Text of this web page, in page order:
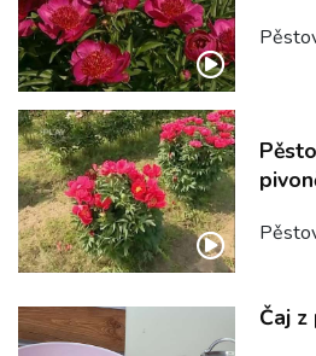
Čaj z